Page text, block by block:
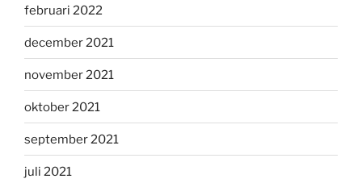
februari 2022
december 2021
november 2021
oktober 2021
september 2021
juli 2021